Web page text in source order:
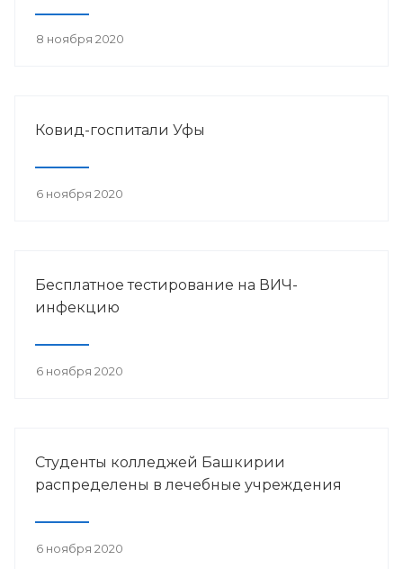
8 ноября 2020
Ковид-госпитали Уфы
6 ноября 2020
Бесплатное тестирование на ВИЧ-
инфекцию
6 ноября 2020
Студенты колледжей Башкирии
распределены в лечебные учреждения
6 ноября 2020